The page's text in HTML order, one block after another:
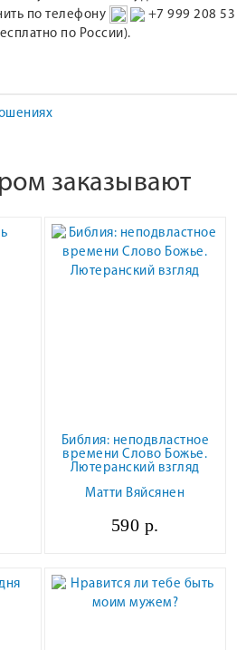
по телефону
+7 999 208 53
по России).
заказывают
Библия: неподвластное
времени Слово Божье.
Лютеранский взгляд
Матти Вяйсянен
590 р.